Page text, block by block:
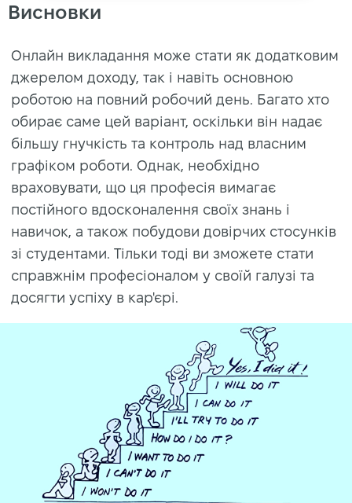
Висновки
Онлайн викладання може стати як додатковим
джерелом доходу, так і навіть основною
роботою на повний робочий день. Багато хто
обирає саме цей варіант, оскільки він надає
більшу гнучкість та контроль над власним
графіком роботи. Однак, необхідно
враховувати, що ця професія вимагає
постійного вдосконалення своїх знань і
навичок, а також побудови довірчих стосунків
зі студентами. Тільки тоді ви зможете стати
справжнім професіоналом у своїй галузі та
досягти успіху в кар'єрі.